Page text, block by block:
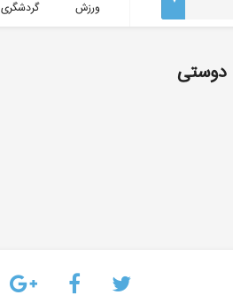
ورزش گردشگری
دوستی